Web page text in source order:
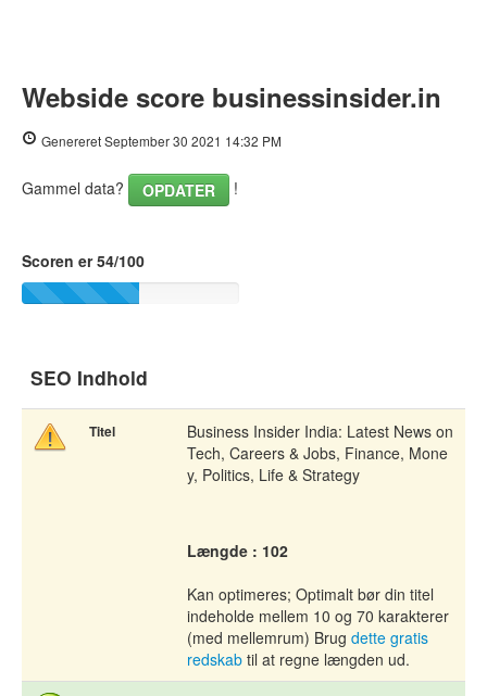
Webside score businessinsider.in
Genereret September 30 2021 14:32 PM
Gammel data? OPDATER !
Scoren er 54/100
SEO Indhold
Titel
Business Insider India: Latest News on
Tech, Careers & Jobs, Finance, Mone
y, Politics, Life & Strategy
Længde : 102
Kan optimeres; Optimalt bør din titel
indeholde mellem 10 og 70 karakterer
(med mellemrum) Brug dette gratis
redskab til at regne længden ud.